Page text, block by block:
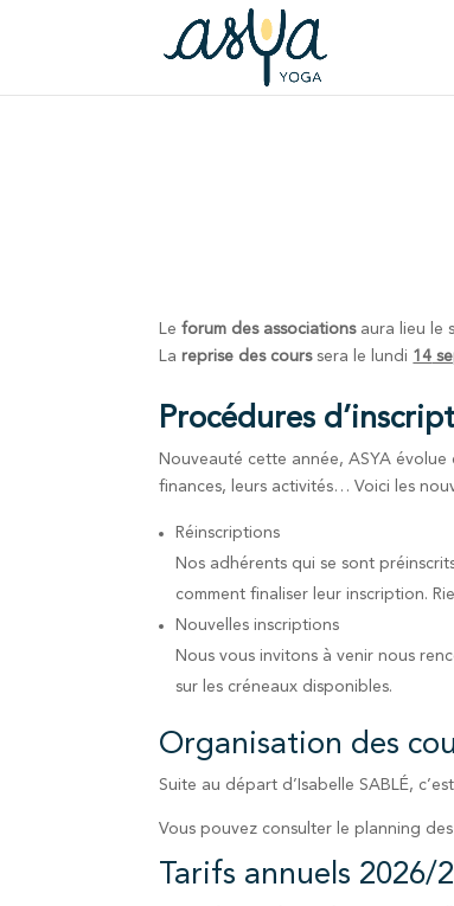
Leforum des associationsaura lieu le
Lareprise des courssera le lundi 14
Procédures
Nouveauté cette année, ASYA
finances, leurs activités… Voici les
Réinscriptions
Nos adhérents qui se sont
comment finaliser leur inscription.
Nouvelles inscriptions
Nous vous invitons à venir nous
sur les créneaux disponibles.
Organisation des
Suite au départ d’Isabelle SABLÉ,
Vous pouvez consulter le planning
Tarifs annuels 2026/